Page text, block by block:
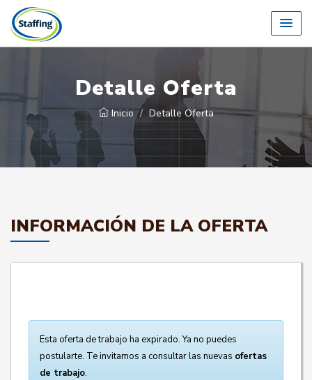
Detalle Oferta
Inicio Detalle Oferta
INFORMACIÓN DE LA OFERTA
Esta oferta de trabajo ha expirado. Ya no puedes
postularte. Te invitamos a consultar las nuevas ofertas
de trabajo.